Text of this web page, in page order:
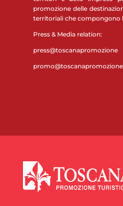
promozione delle
territoriali che compongono
Press & Media relation:
press@toscanapromozione
promo@toscanapromozione